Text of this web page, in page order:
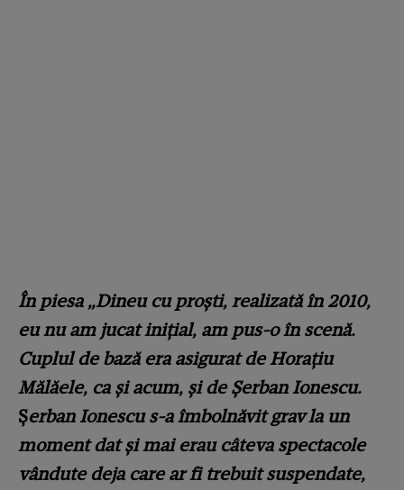
În piesa „Dineu cu proşti, realizată în 2010,
eu nu am jucat iniţial, am pus-o în scenă.
Cuplul de bază era asigurat de Horaţiu
Mălăele, ca şi acum, şi de Şerban Ionescu.
Şerban Ionescu s-a îmbolnăvit grav la un
moment dat şi mai erau câteva spectacole
vândute deja care ar fi trebuit suspendate,